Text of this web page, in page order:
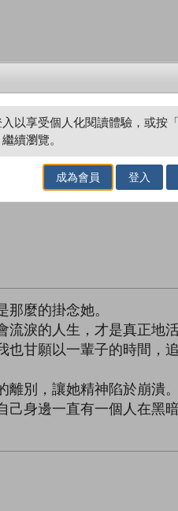
借閱實體書
麼的掛念她。
淚的人生，才是真正地活
甘願以一輩子的時間，
別，讓她精神陷於崩潰
身邊一直有一個人在黑
以享受個人化閱讀體驗，或按
續瀏覽。
成為會員 登入